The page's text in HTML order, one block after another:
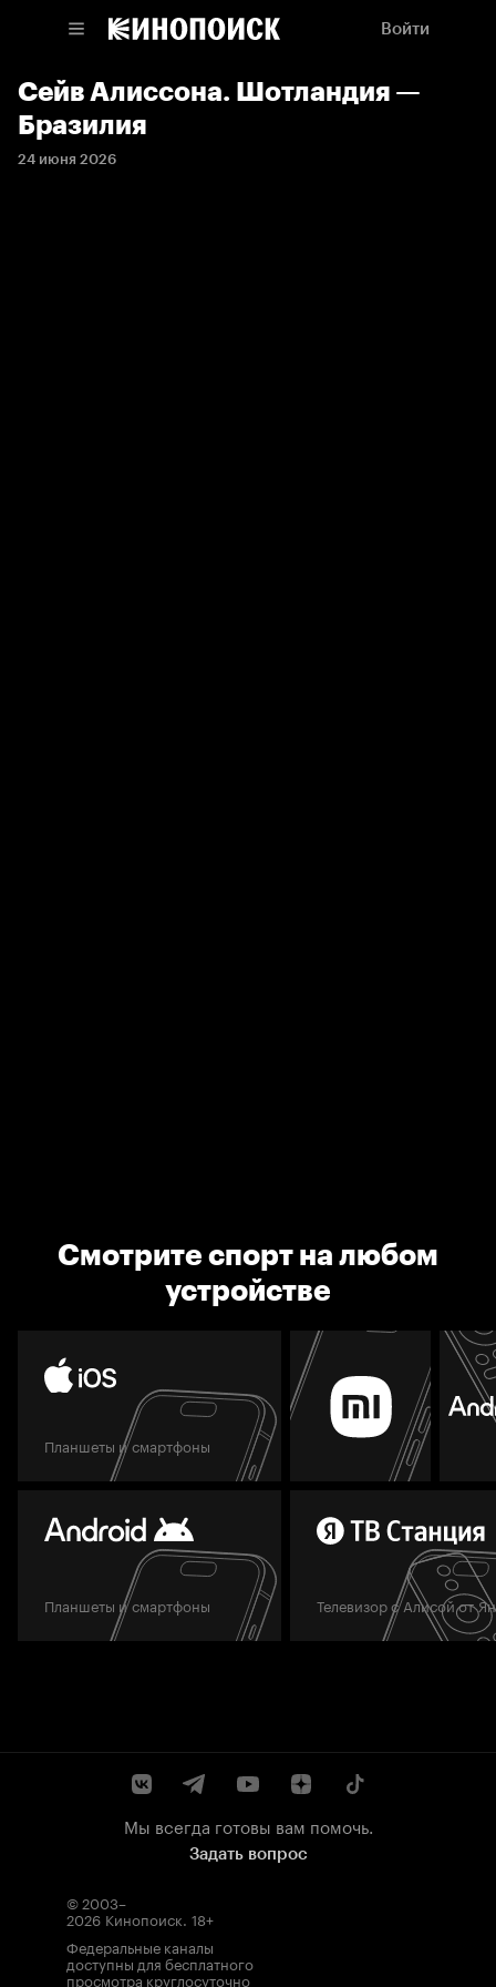
Войти
Сейв Алиссона. Шотландия —
Бразилия
24 июня 2026
Смотрите спорт на любом
устройстве
Планшеты и смартфоны
Планшеты и смартфоны Телевизор с Алисой от
Мы всегда готовы вам помочь.
Задать вопрос
© 2003–
2026 Кинопоиск. 18+
Федеральные каналы
доступны для бесплатного
просмотра круглосуточно